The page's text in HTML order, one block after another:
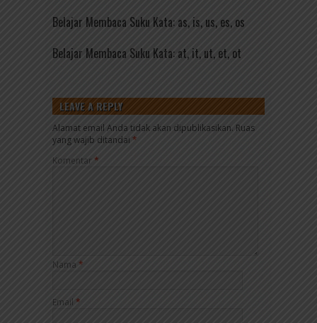
Belajar Membaca Suku Kata: as, is, us, es, os
Belajar Membaca Suku Kata: at, it, ut, et, ot
LEAVE A REPLY
Alamat email Anda tidak akan dipublikasikan. Ruas
yang wajib ditandai *
Komentar *
Nama *
Email *